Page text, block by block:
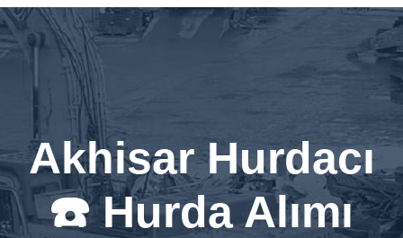
Akhisar Hurdacı
☎️ Hurda Alımı